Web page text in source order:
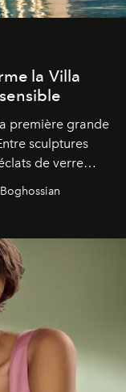
la Villa
première grande
sculptures
de verre
souvenir